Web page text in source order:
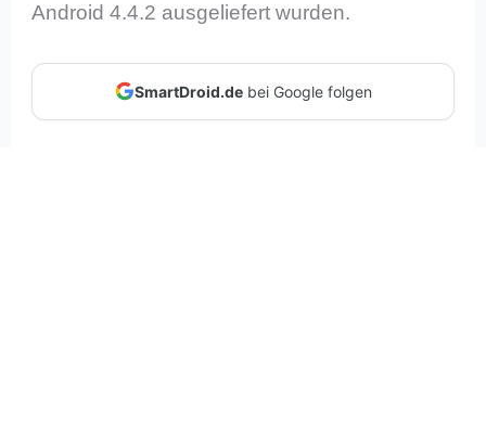
Android 4.4.2 ausgeliefert wurden.
SmartDroid.debei Google folgen